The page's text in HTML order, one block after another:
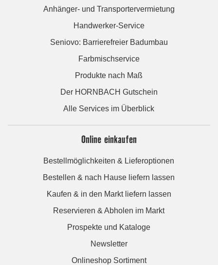
Anhänger- und Transportervermietung
Handwerker-Service
Seniovo: Barrierefreier Badumbau
Farbmischservice
Produkte nach Maß
Der HORNBACH Gutschein
Alle Services im Überblick
Online einkaufen
Bestellmöglichkeiten & Lieferoptionen
Bestellen & nach Hause liefern lassen
Kaufen & in den Markt liefern lassen
Reservieren & Abholen im Markt
Prospekte und Kataloge
Newsletter
Onlineshop Sortiment